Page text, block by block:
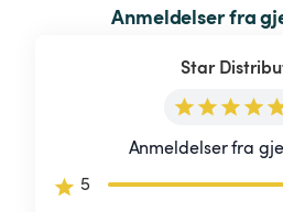
Anmeldelser fra
Star
Anmeldelser fra
5